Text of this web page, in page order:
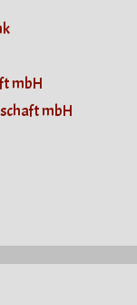
mbH
mbH